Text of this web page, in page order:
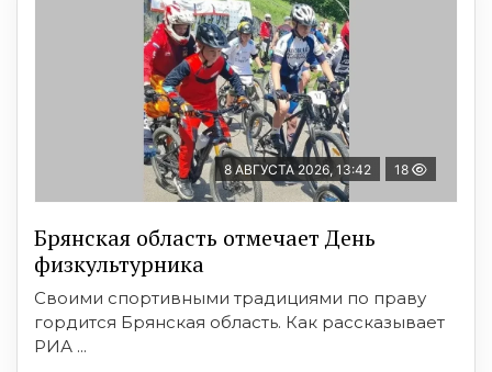
8 АВГУСТА 2026, 13:42 18
Брянская область отмечает День
физкультурника
Своими спортивными традициями по праву
гордится Брянская область. Как рассказывает
РИА ...